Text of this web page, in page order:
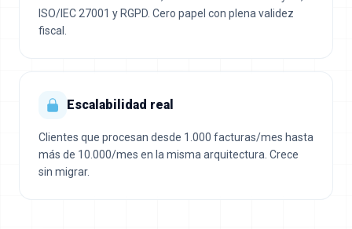
ISO/IEC 27001 y RGPD. Cero papel con plena validez
fiscal.
Escalabilidad real
Clientes que procesan desde 1.000 facturas/mes hasta
más de 10.000/mes en la misma arquitectura. Crece
sin migrar.